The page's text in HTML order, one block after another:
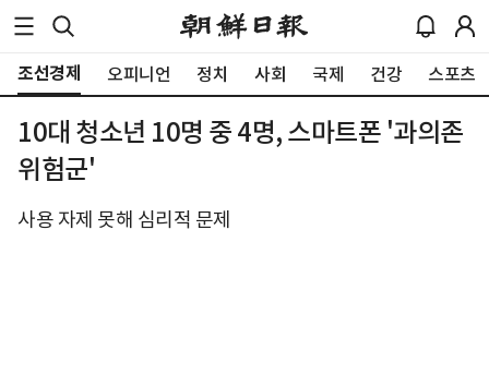
조선경제 오피니언 정치 사회 국제 건강 스포츠
10대 청소년 10명 중 4명, 스마트폰 '과의존
위험군'
사용 자제 못해 심리적 문제